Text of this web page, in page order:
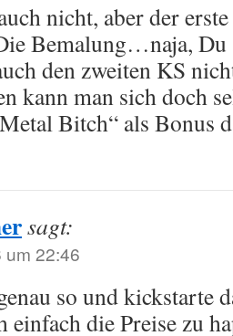
nicht, aber der
Bemalung…naja, Du
den zweiten KS
kann man sich doch
Bitch“ als Bonus
sagt:
um 22:46
so und kickstarte
einfach die Preise zu